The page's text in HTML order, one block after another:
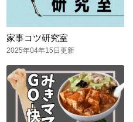
家事コツ研究室
2025年04年15日更新